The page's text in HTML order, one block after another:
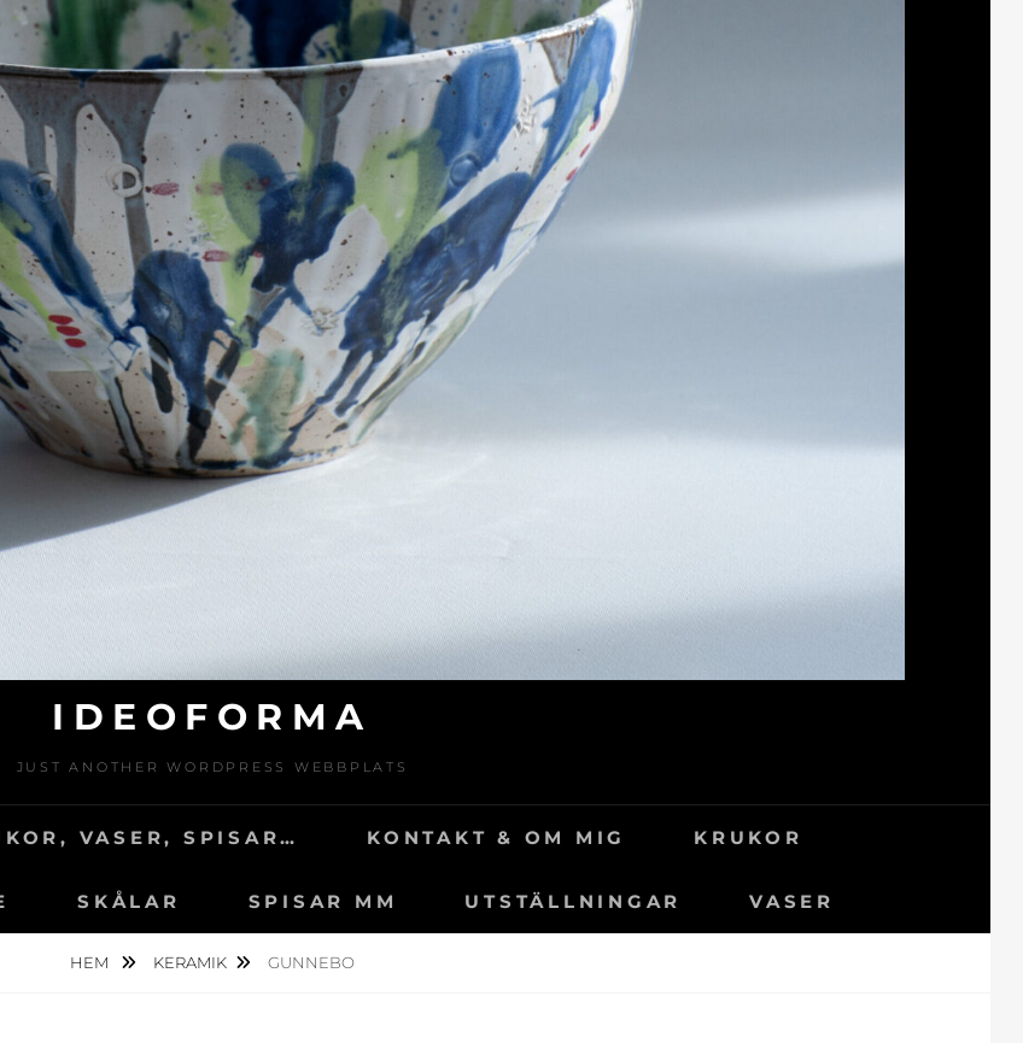
IDEOFORMA
JUST ANOTHER WORDPRESS WEBBPLATS
VASER, SPISAR… KONTAKT & OM MIG KRUKOR
SKÅLAR SPISAR MM UTSTÄLLNINGAR VASER
HEM KERAMIK GUNNEBO